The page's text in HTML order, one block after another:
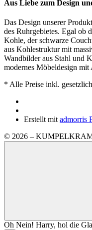
Aus Liebe zum Design
Das Design unserer
des Ruhrgebietes. Egal ob
Kohle, der schwarze
aus Kohlestruktur mit
Wandbilder aus Stahl und
modernes Möbeldesign mit
* Alle Preise inkl.
Erstellt mit admorris
© 2026 –
Oh Nein! Harry, hol die